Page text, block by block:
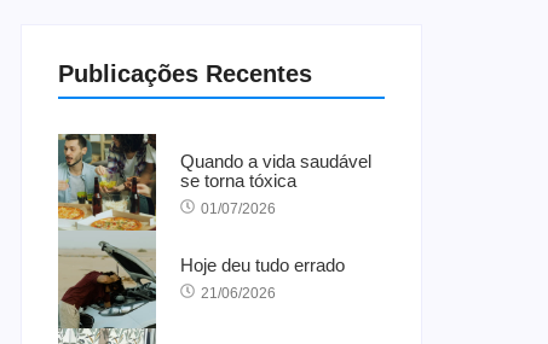
Publicações Recentes
Quando a vida saudável
se torna tóxica
01/07/2026
Hoje deu tudo errado
21/06/2026